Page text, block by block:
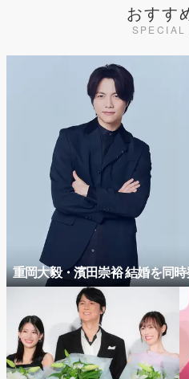
おすす
SPECIAL
重岡大毅・濱田崇裕 結婚を同